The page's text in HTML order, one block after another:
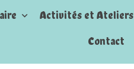
Activités et Ateliers
Contact